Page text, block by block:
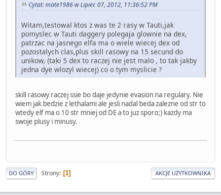
Cytat: mate1986 w Lipiec 07, 2012, 11:36:52 PM
Witam,testowal ktos z was te 2 rasy w Tauti,jak
pomyslec w Tauti daggery polegaja glownie na dex,
patrzac na jasnego elfa ma o wiele wiecej dex od
pozostalych clas,plus skill rasowy na 15 secund do
unikow, (taki 5 dex to raczej nie jest malo , to tak jakby
jedna dye wlozyl wiecej) co o tym myslicie ?
skill rasowy raczej ssie bo daje jedynie evasion na regulary. Nie
wiem jak bedzie z lethalami ale jesli nadal beda zalezne od str to
wtedy elf ma o 10 str mniej od DE a to juz sporo;) kazdy ma
swoje plusy i minusy.
DO GÓRY Strony 1 AKCJE UŻYTKOWNIKA